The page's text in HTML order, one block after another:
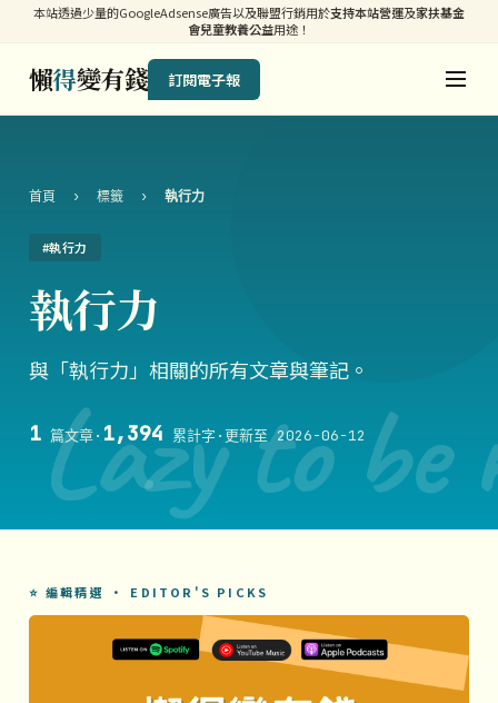
本站透過少量的GoogleAdsense廣告以及聯盟行銷用於支持本站營運及家扶基金
會兒童教養公益用途！
懶得變有錢 訂閱電子報
Lazy to be
首頁 › 標籤 › 執行力
#執行力
執行力
與「執行力」相關的所有文章與筆記。
1篇文章· 1,394 累計字 ·更新至 2026-06-12
⭐ 編輯精選 · EDITOR'S PICKS